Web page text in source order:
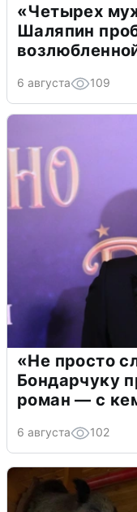
«Четырех
Шаляпин
6 августа 109
«Не просто
Бондарчуку
роман — с
6 августа 102